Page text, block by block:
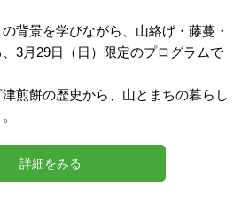
背景を学びながら、山絡げ・藤蔓・
3月29日（日）限定のプログラムで
煎餅の歴史から、山とまちの暮らし
詳細をみる